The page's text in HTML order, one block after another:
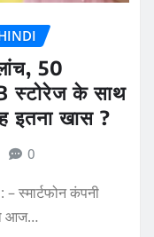
50
स्टोरेज के साथ
इतना खास ?
0
कंपनी
आज…